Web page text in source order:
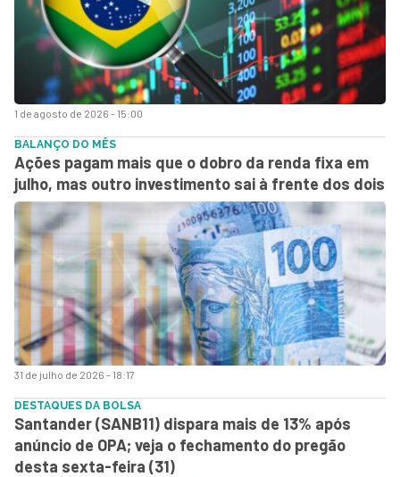
1 de agosto de 2026 - 15:00
31 de julho de 2026 - 18:17
BALANÇO DO MÊS
Ações pagam mais que o dobro da renda fixa em
julho, mas outro investimento sai à frente dos dois
DESTAQUES DA BOLSA
Santander (SANB11) dispara mais de 13% após
anúncio de OPA; veja o fechamento do pregão
desta sexta-feira (31)